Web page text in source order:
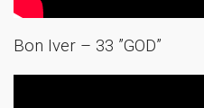
Bon Iver – 33 ”GOD”